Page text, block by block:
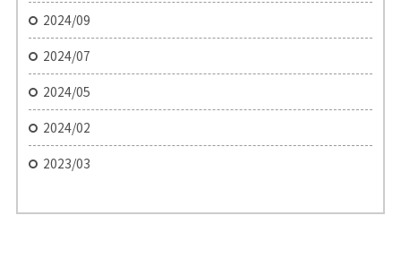
2024/09
2024/07
2024/05
2024/02
2023/03